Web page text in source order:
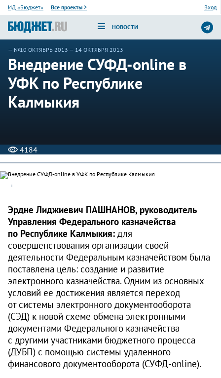
ИД «Бюджет» Все проекты > Вход
НОВОСТИ
— №10 ОКТЯБРЬ 2013 — 14 ОКТЯБРЯ 2013
Внедрение СУФД-online в
УФК по Республике
Калмыкия
4184
Эрдне Лиджиевич ПАШНАНОВ, руководитель
Управления Федерального казначейства
по Республике Калмыкия: для
совершенствования организации своей
деятельности Федеральным казначейством была
поставлена цель: создание и развитие
электронного казначейства. Одним из основных
условий ее достижения является переход
от системы электронного документооборота
(СЭД) к новой схеме обмена электронными
документами Федерального казначейства
с другими участниками бюджетного процесса
(ДУБП) с помощью системы удаленного
финансового документооборота (СУФД-online).